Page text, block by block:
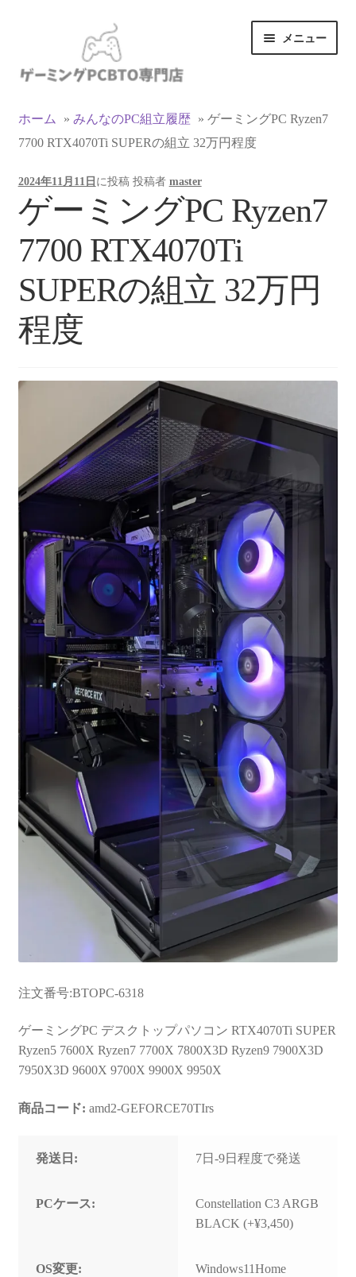
ゲ
ョ
ン
ス
キ
ッ
プ
テ
へ
ス
ッ
プ
メニュー
マイアカウント
支払い
お買い物カゴ
LINEでお問い合わせ
フルカスタマイズ相談
みんなのPC組立履歴
ご使用時にあたって
ホーム » みんなのPC組立履歴 » ゲーミングPC Ryzen7
7700 RTX4070Ti SUPERの組立 32万円程度
2024年11月11日 に投稿 投稿者 master
ゲーミングPC Ryzen7
7700 RTX4070Ti
SUPERの組立 32万円
程度
注文番号:BTOPC-6318
ゲーミングPC デスクトップパソコン RTX4070Ti SUPER
Ryzen5 7600X Ryzen7 7700X 7800X3D Ryzen9 7900X3D
7950X3D 9600X 9700X 9900X 9950X
商品コード: amd2-GEFORCE70TIrs
発送日: 7日-9日程度で発送
PCケース:
Constellation C3 ARGB
BLACK (+¥3,450)
OS変更: Windows11Home